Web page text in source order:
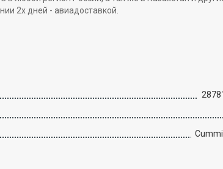
2х дней - авиадоставкой.